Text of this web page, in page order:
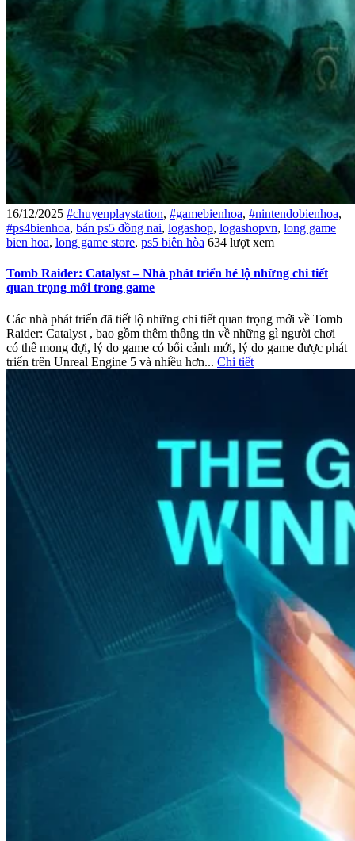
16/12/2025 #chuyenplaystation, #gamebienhoa, #nintendobienhoa,
#ps4bienhoa, bán ps5 đồng nai, logashop, logashopvn, long game
bien hoa, long game store, ps5 biên hòa 634 lượt xem
Tomb Raider: Catalyst – Nhà phát triển hé lộ những chi tiết
quan trọng mới trong game
Các nhà phát triển đã tiết lộ những chi tiết quan trọng mới về Tomb
Raider: Catalyst , bao gồm thêm thông tin về những gì người chơi
có thể mong đợi, lý do game có bối cảnh mới, lý do game được phát
triển trên Unreal Engine 5 và nhiều hơn... Chi tiết